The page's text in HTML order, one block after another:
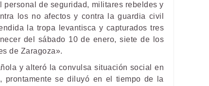
de seguridad, militares rebeldes y
los no afectos y contra la guardia civil
la tropa levantisca y capturados tres
del sábado 10 de enero, siete de los
de Zaragoza».
y alteró la convulsa situación social en
prontamente se diluyó en el tiempo de la